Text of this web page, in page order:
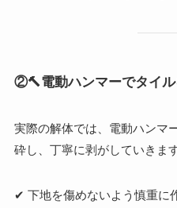
②🔨電動ハンマーでタイ
実際の解体では、電動ハンマ
砕し、丁寧に剥がしていきます
✔ 下地を傷めないよう慎重に